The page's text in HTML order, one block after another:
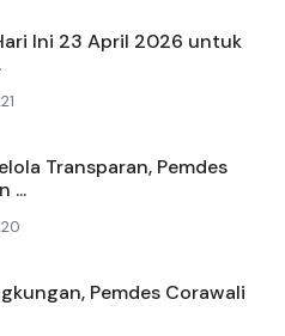
Ini 23 April 2026 untuk
Transparan, Pemdes
...
Pemdes Corawali